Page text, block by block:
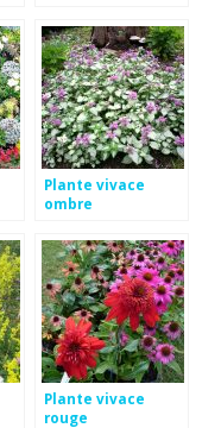
Plante vivace
ombre
Plante vivace
rouge